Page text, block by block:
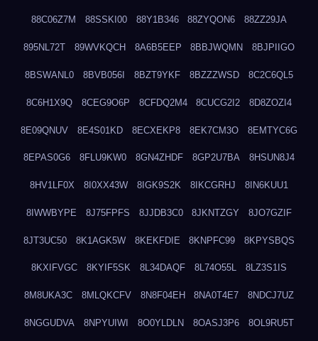
88C06Z7M 88SSKI00 88Y1B346 88ZYQON6 88ZZ29JA
895NL72T 89WVKQCH 8A6B5EEP 8BBJWQMN 8BJPIIGO
8BSWANL0 8BVB056I 8BZT9YKF 8BZZZWSD 8C2C6QL5
8C6H1X9Q 8CEG9O6P 8CFDQ2M4 8CUCG2I2 8D8ZOZI4
8E09QNUV 8E4S01KD 8ECXEKP8 8EK7CM3O 8EMTYC6G
8EPAS0G6 8FLU9KW0 8GN4ZHDF 8GP2U7BA 8HSUN8J4
8HV1LF0X 8I0XX43W 8IGK9S2K 8IKCGRHJ 8IN6KUU1
8IWWBYPE 8J75FPFS 8JJDB3C0 8JKNTZGY 8JO7GZIF
8JT3UC50 8K1AGK5W 8KEKFDIE 8KNPFC99 8KPYSBQS
8KXIFVGC 8KYIF5SK 8L34DAQF 8L74O55L 8LZ3S1IS
8M8UKA3C 8MLQKCFV 8N8F04EH 8NA0T4E7 8NDCJ7UZ
8NGGUDVA 8NPYUIWI 8O0YLDLN 8OASJ3P6 8OL9RU5T